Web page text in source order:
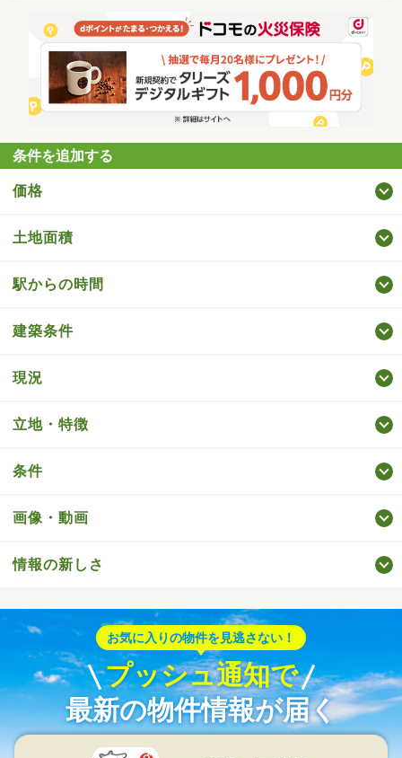
条件を追加する
価格
土地面積
駅からの時間
建築条件
現況
立地・特徴
条件
画像・動画
情報の新しさ
お気に入りの物件を見逃さない！
プッシュ通知で
最新の物件情報が届く